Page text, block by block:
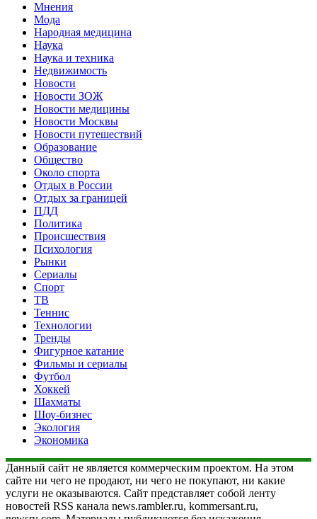
Мнения
Мода
Народная медицина
Наука
Наука и техника
Недвижимость
Новости
Новости ЗОЖ
Новости медицины
Новости Москвы
Новости путешествий
Образование
Общество
Около спорта
Отдых в России
Отдых за границей
ПДД
Политика
Происшествия
Психология
Рынки
Сериалы
Спорт
ТВ
Теннис
Технологии
Тренды
Фигурное катание
Фильмы и сериалы
Футбол
Хоккей
Шахматы
Шоу-бизнес
Экология
Экономика
Данный сайт не является коммерческим проектом. На этом
сайте ни чего не продают, ни чего не покупают, ни какие
услуги не оказываются. Сайт представляет собой ленту
новостей RSS канала news.rambler.ru, kommersant.ru,